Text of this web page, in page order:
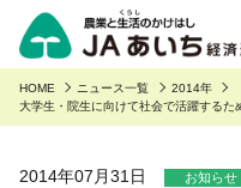
お近くのJAのお店一覧
HOME ニュース一覧
2014年
大学生・院生に向けて社会で活躍する
2014年07月31日 お知らせ